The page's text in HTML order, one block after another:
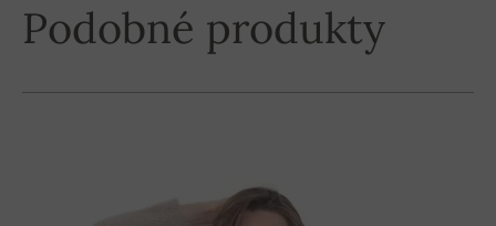
Podobné produkty